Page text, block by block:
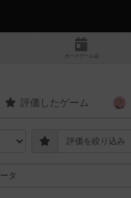
ボ ドゲ ーム
評価したゲーム